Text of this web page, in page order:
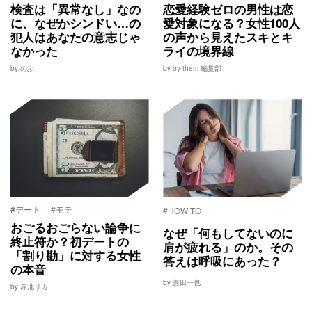
検査は「異常なし」なの
に、なぜかシンドい…の
犯人はあなたの意志じゃ
なかった
by のぶ
恋愛経験ゼロの男性は恋
愛対象になる？女性100人
の声から見えたスキとキ
ライの境界線
by by them 編集部
#デート #モテ
おごるおごらない論争に
終止符か？初デートの
「割り勘」に対する女性
の本音
by 赤池リカ
#HOW TO
なぜ「何もしてないのに
肩が疲れる」のか。その
答えは呼吸にあった？
by 吉田一也